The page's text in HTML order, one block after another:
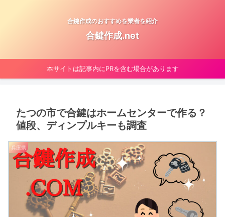
合鍵作成のおすすめを業者を紹介
合鍵作成.net
本サイトは記事内にPRを含む場合があります
たつの市で合鍵はホームセンターで作る？
値段、ディンプルキーも調査
兵庫県